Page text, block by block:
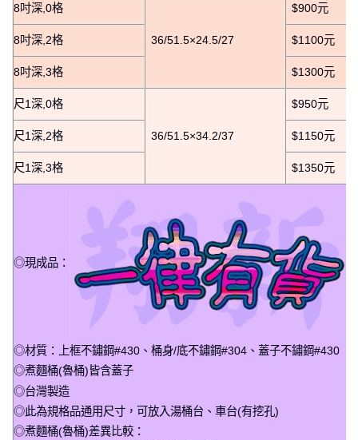
8吋深,0格
36/51.5×24.5/27
$900元
8吋深,2格 $1100元
8吋深,3格 $1300元
尺1深,0格
36/51.5×34.2/37
$950元
尺1深,2格 $1150元
尺1深,3格 $1350元
◎現成品：
◎材質：上框不鏽鋼#430、桶身/底不鏽鋼#304、蓋子不鏽鋼#430
◎煮麵桶(魯桶)皆含蓋子
◎台灣製造
◎此為規格品通用尺寸，可放入湯桶台、車台(有挖孔)
◎煮麵桶(魯桶)差異比較：